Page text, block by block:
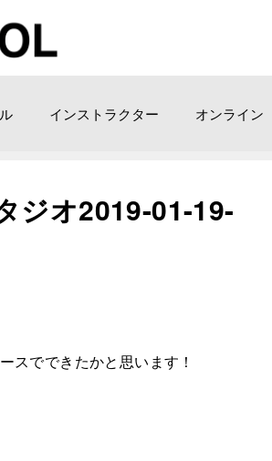
インストラクター オンライン
ジオ2019-01-19-
スでできたかと思います！